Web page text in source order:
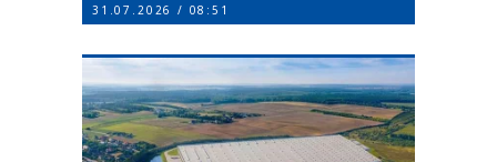
31.07.2026 / 08:51